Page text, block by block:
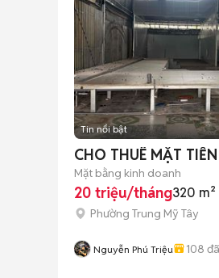
Tin nổi bật
CHO THUÊ MẶT
Mặt bằng kinh doanh
20 triệu/tháng320 m²
Phường Trung Mỹ Tây
Nguyễn Phú Triệu 108